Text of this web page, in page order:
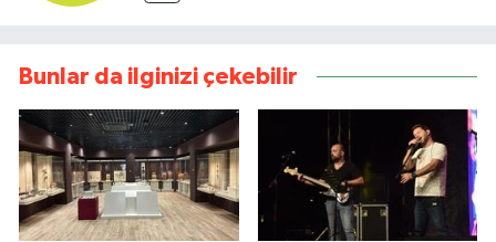
Bunlar da ilginizi çekebilir